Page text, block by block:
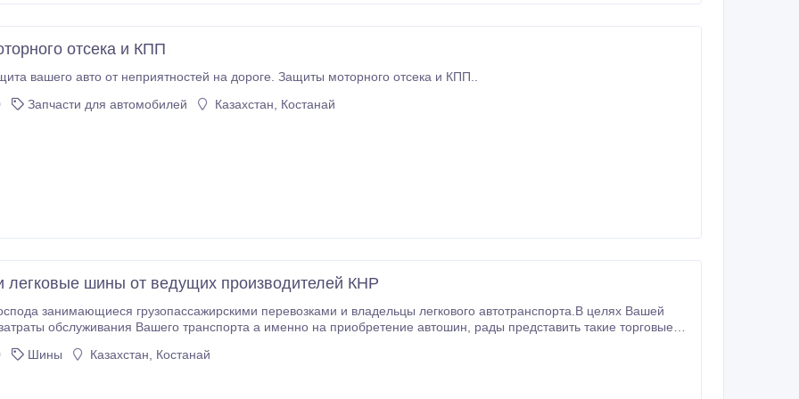
отсека и КПП
вашего авто от неприятностей на дороге. Защиты моторного отсека и КПП..
Запчасти для автомобилей Казахстан, Костанай
легковые шины от ведущих производителей КНР
занимающиеся грузопассажирскими перевозками и владельцы легкового автотранспорта.В целях Вашей
обслуживания Вашего транспорта а именно на приобретение автошин, рады представить такие торговые
продукцию высокого качества по новейшим технологиям.
Шины Казахстан, Костанай